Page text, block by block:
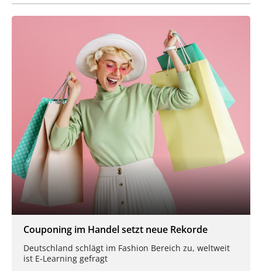
Couponing im Handel setzt neue Rekorde
Deutschland schlägt im Fashion Bereich zu, weltweit
ist E-Learning gefragt